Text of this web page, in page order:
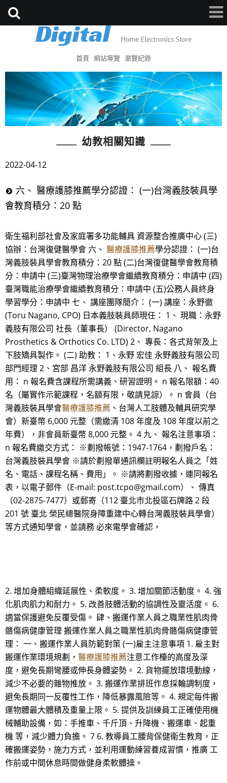
首頁 網站導覽 瀏覽紀錄
幼教相關知識
2022-04-12
六、 醫療護膝推薦學分認證： (一)台灣義肢裝具學
會教育積分：20 點
衛生福利部社會及家庭署多功能輔具 資源整合推廣中心 (三)
協辦：台灣復健醫學會 六、 醫療護膝推薦學分認證： (一)台
灣義肢裝具學會教育積分：20 點 (二)台灣復健醫學會教育積
分：申請中 (三)臺灣物理治療學會繼續教育積分：申請中 (四)
臺灣職能治療學會繼續教育積分：申請中 (五)公務人員終身
學習學分：申請中 七、 講座團隊簡介： (一) 講座：永野徹
(Toru Nagano, CPO) 日本義肢裝具師現任： 1、 現職：永野
義肢有限公司 社長（董事長） (Director, Nagano
Prosthetics & Orthotics Co. LTD) 2、 專長：各式背架及上
下肢矯具製作。 (二) 助教： 1、永野 宏佳 永野義肢有限公司
部門經理 2、宮部 昌洋 永野義肢有限公司 組長 八、 報名費
用： n 報名費含課程所需講義、研習證明。 n 報名限額：40
名（屬實作示範課程，名額有限，敬請見諒）。 n 會員（台
灣義肢裝具學會醫療護膝推薦 、台灣人工肢體及輔具研究學
會）新臺幣 6,000 元整（需繳清 108 年度及 108 年度以前之
年費），非會員新臺幣 8,000 元整。 4 九、 報名注意事項：
n 報名費繳交方式： ※劃撥帳號：1947-1764，劃撥戶名：
台灣義肢裝具學會 ※請於劃撥單通訊欄註明報名人員之「姓
名、電話、課程名稱、費用」。 ※請將劃撥收據，連同報名
表，以電子郵件（E-mail: post.tcpo@gmail.com）、 傳真
（02-2875-7477）或郵寄（112 臺北市北投區石牌路 2 段
201 號 臺北 榮民總醫院身障重建中心轉台灣義肢裝具學會）
等方式通知學會，並請務 必來電學會確認，
2. 增加身體組織延展性、柔軟度。 3. 增加關節活動度。 4. 強
化肌肉肌力和耐力。 5. 改善肢體活動的協調性及靈活度。 6.
適當保護避免反覆受傷。 肆、搬運作業人員之職業性肌肉骨
骼傷病健康管理 搬運作業人員之職業性肌肉骨骼傷病健康管
理： 一、搬運作業人員防範對策 (一)雇主注意事項 1. 雇主對
搬運作業環境規劃， 醫療護膝推薦注意工作檯的高度及深
度，避免長期彎腰或伸長身體姿勢。 2. 貨物擺放環境動線，
減少不必要的雜物推放。 3. 搬運作業排班作息採輪調制度，
避免長期同一反覆性工作，降低暴露風險等。 4. 規定每件搬
運物體最大體積及重量上限。 5. 提供及訓練員工正確使用機
械輔助設備，如：手推車、千斤頂、升降機、搬運車、起重
機 等，減少體力負擔。 7 6. 教導員工腰背保健衛生教育，正
確搬運姿勢，施力方式，並利用運動練習養成習慣，推廣 工
作前或中間休息時間做健身柔軟體操。